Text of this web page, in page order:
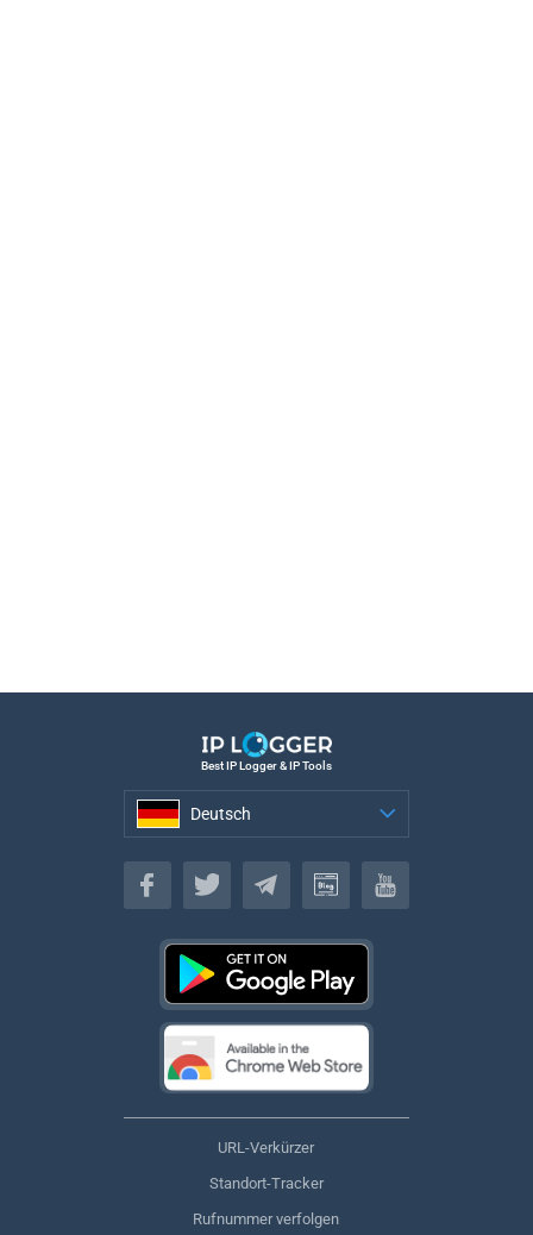
Best IP Logger & IP Tools
Deutsch
Deutsch
URL-Verkürzer
Standort-Tracker
Rufnummer verfolgen